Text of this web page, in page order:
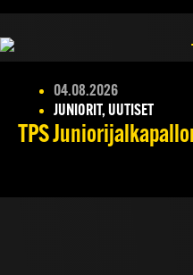
04.08.2026
JUNIORIT, UUTISET
TPS